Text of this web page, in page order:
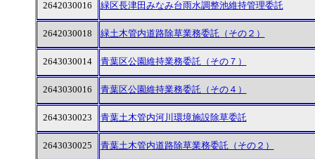
2642030016 緑区長津田みなみ台雨水調整池維持管理委託
2642030018 緑土木管内道路除草業務委託（その２）
2643030014 青葉区公園維持業務委託（その７）
2643030016 青葉区公園維持業務委託（その４）
2643030023 青葉土木管内河川環境施設除草委託
2643030025 青葉土木管内道路除草業務委託（その２）